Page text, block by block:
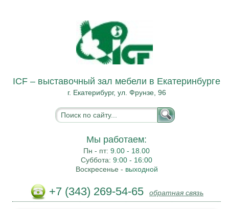
ICF – выставочный зал мебели в Екатеринбурге
г. Екатерибург, ул. Фрунзе, 96
Мы работаем:
Пн - пт:9.00 - 18.00
Суббота:9:00 - 16:00
Воскресенье - выходной
+7 (343) 269-54-65 обратная связь